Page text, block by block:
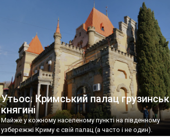
Утьос. Кримський палац
княгині
Майже у кожному населеному пункті на південному
узбережжі Криму є свій палац (а часто і не один).